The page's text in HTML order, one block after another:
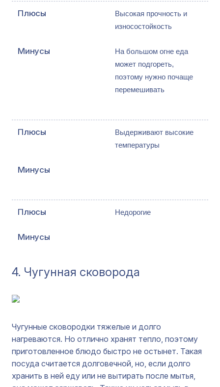
Высокая прочность и
износостойкость
На большом огне еда
может подгореть,
поэтому нужно почаще
перемешивать
Выдерживают высокие
температуры
Недорогие
4. Чугунная сковорода
Чугунные сковородки тяжелые и долго
нагреваются. Но отлично хранят тепло, поэтому
приготовленное блюдо быстро не остынет. Такая
посуда считается долговечной, но, если долго
хранить в ней еду или не вытирать после мытья,